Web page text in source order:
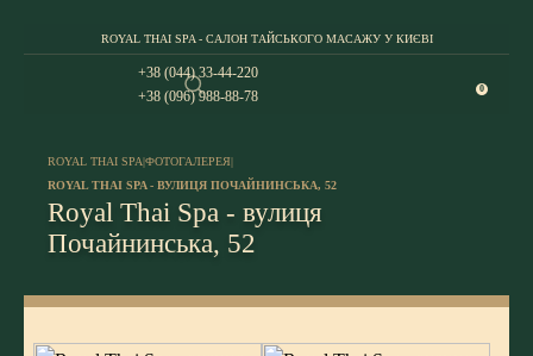
ROYAL THAI SPA - САЛОН ТАЙСЬКОГО МАСАЖУ У КИЄВІ
+38 (044) 33-44-220
+38 (096) 988-88-78
0
ROYAL THAI SPA|ФОТОГАЛЕРЕЯ|
ROYAL THAI SPA - ВУЛИЦЯ ПОЧАЙНИНСЬКА, 52
Royal Thai Spa - вулиця
Почайнинська, 52